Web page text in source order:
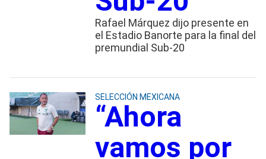
Rafael Márquez dijo presente en
el Estadio Banorte para la final del
premundial Sub-20
SELECCIÓN MEXICANA
“Ahora
vamos por